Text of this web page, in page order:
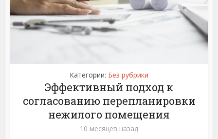
Категории: Без рубрики
Эффективный подход к
согласованию перепланировки
нежилого помещения
10 месяцев назад